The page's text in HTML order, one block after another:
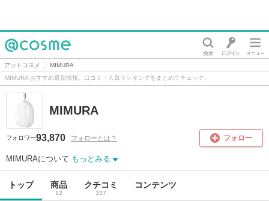
@cosme
アットコスメ
MIMURA
MIMURA おすすめ最新情報。口コミ・人気ランキングをまとめてチェック。
MIMURA
フォロワー93,870 フォローとは？ フォロー
MIMURAについて もっとみる
トップ 商品
12
クチコミ
337
コンテンツ